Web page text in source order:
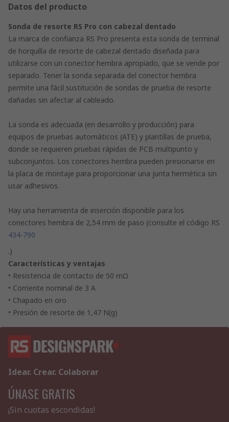
Datos del producto
Sonda de resorte RS Pro con cabezal dentado
La marca de confianza RS Pro presenta esta sonda de terminal
de horquilla de resorte de cabezal dentado diseñada para
utilizarse con un conector hembra apropiado, que se vende por
separado. Tener la sonda separada del conector hembra
permite una fácil sustitución de sondas de prueba de resorte
dañadas sin afectar al cableado.
La sonda es adecuada (en desarrollo y producción) para
equipos de pruebas automáticos (ATE) y plantillas de prueba,
donde se requieren pruebas rápidas de PCB multipunto y
subconjuntos. Los conectores hembra pueden presionarse en
la placa de montaje para proporcionar una junta hermética sin
usar adhesivos.
Hay una herramienta de inserción disponible para los
conectores hembra de 2,54 mm de paso (consulte el código RS
434-790
.)
Características y ventajas
• Resistencia de contacto de 50 mΩ
• Corriente nominal de 3 A
• Chapado en oro
• Presión de resorte de 1,47 N(g)
Idear. Crear. Colaborar
ÚNASE GRATIS
¡Sin cuotas escondidas!